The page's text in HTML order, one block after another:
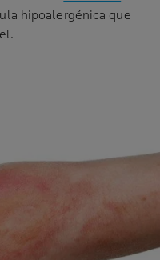
hipoalergénica que